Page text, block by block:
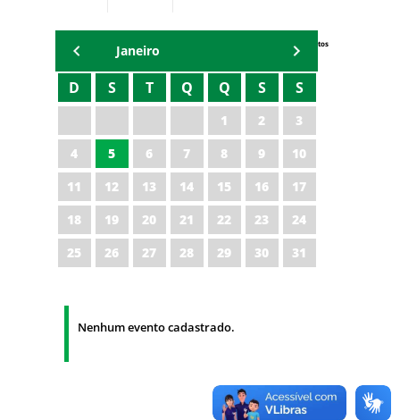
Eventos
Janeiro
D S T Q Q S S
1 2
3
4
5 6 7 8 9
10
11
12 13 14 15 16
17
18
19 20 21 22 23
24
25
26 27 28 29 30 31
Nenhum evento cadastrado.